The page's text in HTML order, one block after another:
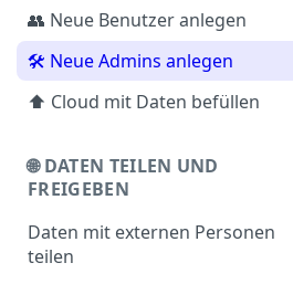
👥 Neue Benutzer anlegen
🛠️ Neue Admins anlegen
⬆️ Cloud mit Daten befüllen
🌐 DATEN TEILEN UND
FREIGEBEN
Daten mit externen Personen
teilen